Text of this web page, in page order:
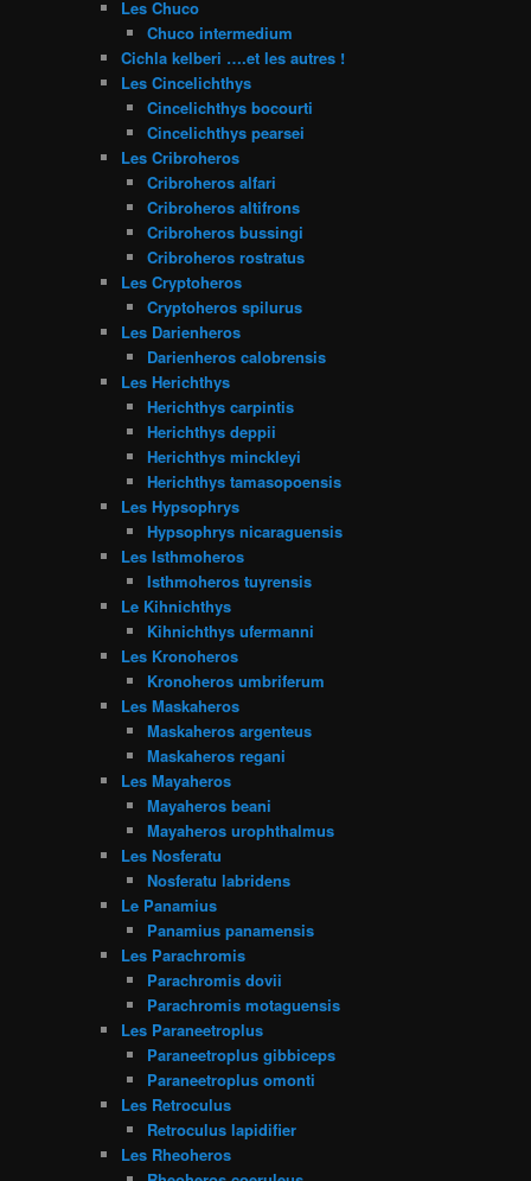
Les Chuco
Chuco intermedium
Cichla kelberi ….et les autres !
Les Cincelichthys
Cincelichthys bocourti
Cincelichthys pearsei
Les Cribroheros
Cribroheros alfari
Cribroheros altifrons
Cribroheros bussingi
Cribroheros rostratus
Les Cryptoheros
Cryptoheros spilurus
Les Darienheros
Darienheros calobrensis
Les Herichthys
Herichthys carpintis
Herichthys deppii
Herichthys minckleyi
Herichthys tamasopoensis
Les Hypsophrys
Hypsophrys nicaraguensis
Les Isthmoheros
Isthmoheros tuyrensis
Le Kihnichthys
Kihnichthys ufermanni
Les Kronoheros
Kronoheros umbriferum
Les Maskaheros
Maskaheros argenteus
Maskaheros regani
Les Mayaheros
Mayaheros beani
Mayaheros urophthalmus
Les Nosferatu
Nosferatu labridens
Le Panamius
Panamius panamensis
Les Parachromis
Parachromis dovii
Parachromis motaguensis
Les Paraneetroplus
Paraneetroplus gibbiceps
Paraneetroplus omonti
Les Retroculus
Retroculus lapidifier
Les Rheoheros